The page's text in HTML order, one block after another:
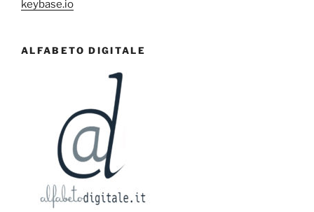
keybase.io
ALFABETO DIGITALE